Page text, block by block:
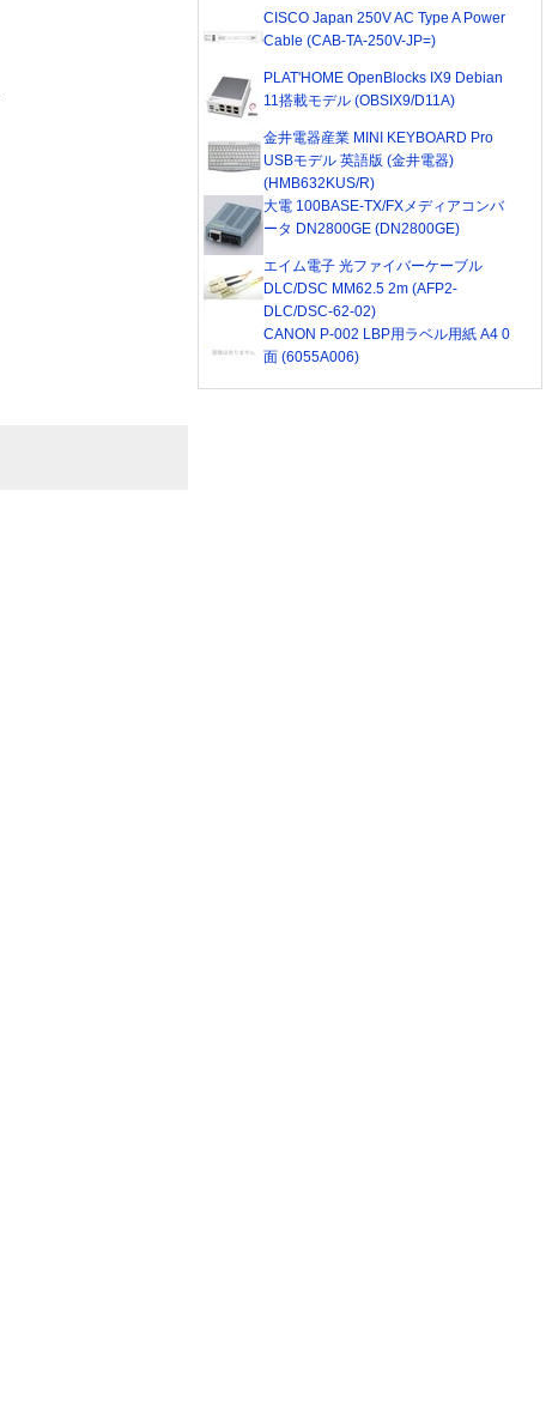
CISCO Japan 250V AC Type A Power
Cable (CAB-TA-250V-JP=)
PLAT'HOME OpenBlocks IX9 Debian
11搭載モデル (OBSIX9/D11A)
金井電器産業 MINI KEYBOARD Pro
USBモデル 英語版 (金井電器)
(HMB632KUS/R)
大電 100BASE-TX/FXメディアコンバ
ータ DN2800GE (DN2800GE)
エイム電子 光ファイバーケーブル
DLC/DSC MM62.5 2m (AFP2-
DLC/DSC-62-02)
CANON P-002 LBP用ラベル用紙 A4 0
面 (6055A006)